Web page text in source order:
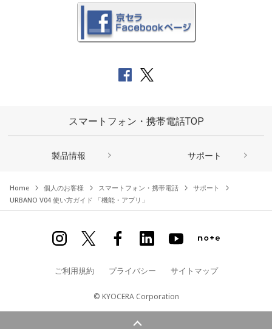
スマートフォン・携帯電話TOP
製品情報 サポート
Home 個人のお客様 スマートフォン・携帯電話
サポート
URBANO V04 使い方ガイド 「機能・アプリ」
ご利用規約 プライバシー サイトマップ
© KYOCERA Corporation